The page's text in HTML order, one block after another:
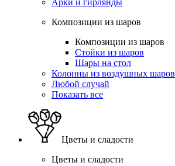
Композиции из шаров
Композиции из шаров
Стойки из шаров
Шары на стол
Колонны из воздушных шаров
Любой случай
Показать все
Цветы и сладости
Цветы и сладости